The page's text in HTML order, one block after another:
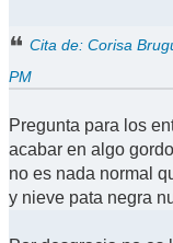
Cita de: Corisa
PM
Pregunta para los
acabar en algo
no es nada normal
y nieve pata negra